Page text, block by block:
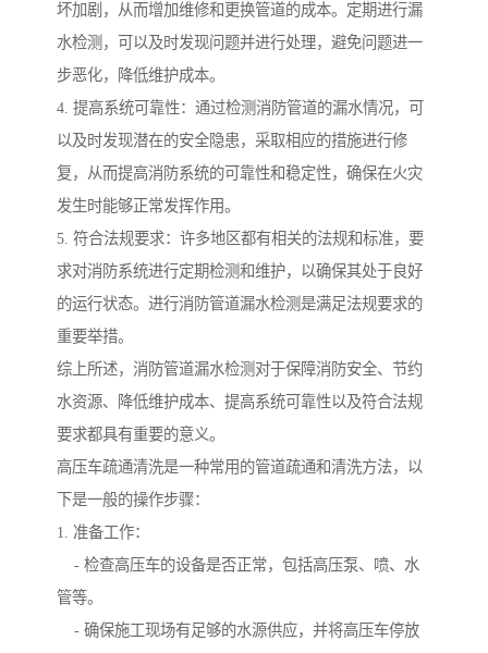
坏加剧，从而增加维修和更换管道的成本。定期进行漏
水检测，可以及时发现问题并进行处理，避免问题进一
步恶化，降低维护成本。
4. 提高系统可靠性：通过检测消防管道的漏水情况，可
以及时发现潜在的安全隐患，采取相应的措施进行修
复，从而提高消防系统的可靠性和稳定性，确保在火灾
发生时能够正常发挥作用。
5. 符合法规要求：许多地区都有相关的法规和标准，要
求对消防系统进行定期检测和维护，以确保其处于良好
的运行状态。进行消防管道漏水检测是满足法规要求的
重要举措。
综上所述，消防管道漏水检测对于保障消防安全、节约
水资源、降低维护成本、提高系统可靠性以及符合法规
要求都具有重要的意义。
高压车疏通清洗是一种常用的管道疏通和清洗方法，以
下是一般的操作步骤：
1. 准备工作：
- 检查高压车的设备是否正常，包括高压泵、喷、水
管等。
- 确保施工现场有足够的水源供应，并将高压车停放